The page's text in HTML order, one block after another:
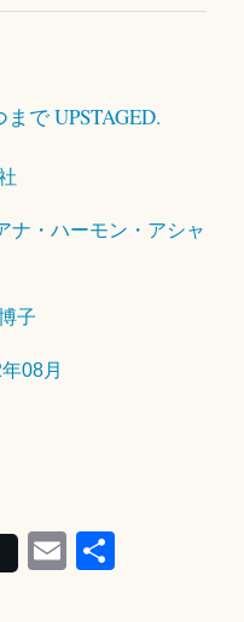
までUPSTAGED.
ナ・ハーモン・アシャ
子
08月
E 共